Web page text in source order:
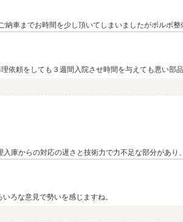
車までお時間を少し頂いてしまいましたがボルボ
とも当店をよろしくお願い致します
依頼をしても３週間入院させ時間を与えても悪い部
しましたが、そちらのせいで回数がかさんでいるの
だきたいです。
庫からの対応の遅さと技術力で力不足な部分があり
もしっかりとご対応できるようにして参りますの
ろな意見で勢いを感じますね。